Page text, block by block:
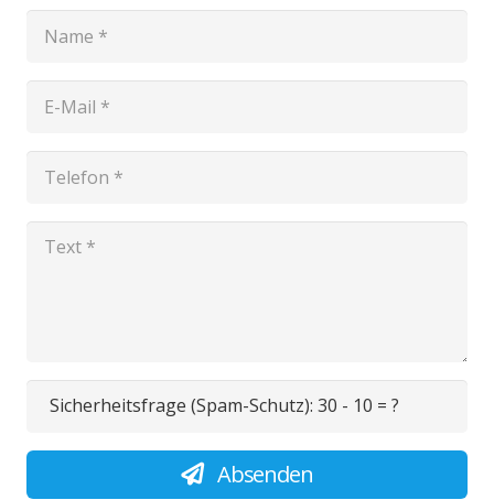
Sicherheitsfrage (Spam-Schutz): 30 - 10 = ?
Absenden